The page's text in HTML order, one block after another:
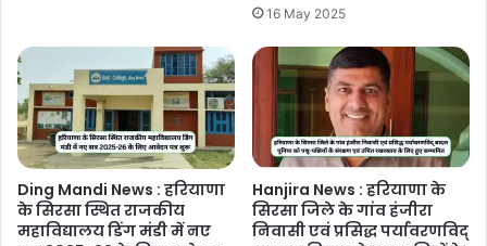
16 May 2025
Ding Mandi News : हरियाणा
के सिरसा स्थित राजकीय
महाविद्यालय डिंग मंडी में नए
Hanjira News : हरियाणा के
सिरसा जिले के गांव हंजीरा
निवासी एवं प्रसिद्ध पर्यावरणविद्